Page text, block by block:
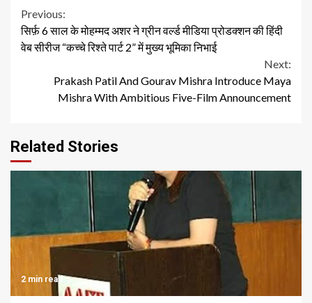
Continue
Reading
Previous:
सिर्फ़ 6 साल के मोहम्मद अशर ने ग्रीन वर्ल्ड मीडिया प्रोडक्शन की हिंदी
वेब सीरीज “कच्चे रिश्ते पार्ट 2” में मुख्य भूमिका निभाई
Next:
Prakash Patil And Gourav Mishra Introduce Maya
Mishra With Ambitious Five-Film Announcement
Related Stories
2 min read